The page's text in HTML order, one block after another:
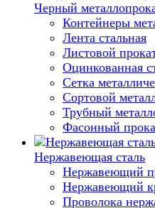
Черный
Контейнеры
Лента стальная
Листовой
Оцинкованная
Сетка
Сортовой
Трубный
Фасонный
Нержавеющая сталь
Нержавеющий
Нержавеющий
Проволока